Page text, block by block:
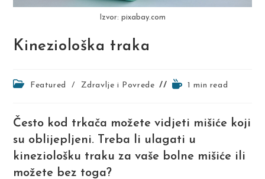
Izvor: pixabay.com
Kineziološka traka
PostFeatured / Zdravlje i Povrede
Reading1 min read
Često kod trkača možete vidjeti mišiće koji
su oblijepljeni. Treba li ulagati u
kineziološku traku za vaše bolne mišiće ili
možete bez toga?